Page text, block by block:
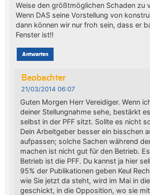
Weise den größtmöglichen Schaden zu
Wenn DAS seine Vorstellung von
dann können wir nur froh sein, dass er
Fenster ist!!
Antworten
Beobachter
21/03/2014 06:07
Guten Morgen Herr Vereidiger. Wenn
deiner Stellungnahme sehe, bestärkt
selbst in der PFF sitzt. Sollte es nicht
Dein Arbeitgeber besser ein bisschen
aufpassen; solche Sachen während
machen ist nicht gut für den Betrieb.
Betrieb ist die PFF. Du kannst ja hier
95% der Publikationen geben Keul
wie Sie jetzt da steht, wird im Mai in
geschickt, in die Opposition, wo sie